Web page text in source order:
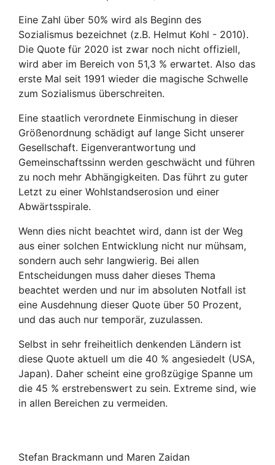
Eine Zahl über 50% wird als Beginn des
Sozialismus bezeichnet (z.B. Helmut Kohl - 2010).
Die Quote für 2020 ist zwar noch nicht offiziell,
wird aber im Bereich von 51,3 % erwartet. Also das
erste Mal seit 1991 wieder die magische Schwelle
zum Sozialismus überschreiten.
Eine staatlich verordnete Einmischung in dieser
Größenordnung schädigt auf lange Sicht unserer
Gesellschaft. Eigenverantwortung und
Gemeinschaftssinn werden geschwächt und führen
zu noch mehr Abhängigkeiten. Das führt zu guter
Letzt zu einer Wohlstandserosion und einer
Abwärtsspirale.
Wenn dies nicht beachtet wird, dann ist der Weg
aus einer solchen Entwicklung nicht nur mühsam,
sondern auch sehr langwierig. Bei allen
Entscheidungen muss daher dieses Thema
beachtet werden und nur im absoluten Notfall ist
eine Ausdehnung dieser Quote über 50 Prozent,
und das auch nur temporär, zuzulassen.
Selbst in sehr freiheitlich denkenden Ländern ist
diese Quote aktuell um die 40 % angesiedelt (USA,
Japan). Daher scheint eine großzügige Spanne um
die 45 % erstrebenswert zu sein. Extreme sind, wie
in allen Bereichen zu vermeiden.
Stefan Brackmann und Maren Zaidan